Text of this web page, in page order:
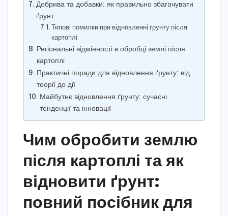
Добрива та добавки: як правильно збагачувати
ґрунт
Типові помилки при відновленні ґрунту після
картоплі
Регіональні відмінності в обробці землі після
картоплі
Практичні поради для відновлення ґрунту: від
теорії до дії
Майбутнє відновлення ґрунту: сучасні
тенденції та інновації
Чим обробити землю
після картоплі та як
відновити ґрунт:
повний посібник для